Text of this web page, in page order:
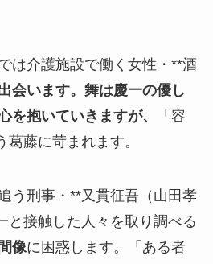
は介護施設で働く女性・**酒
会います。舞は慶一の優し
を抱いていきますが、
「容
藤に苛まれます。
う刑事・**又貫征吾（山田孝
と接触した人々を取り調べる
像に困惑します。「ある者